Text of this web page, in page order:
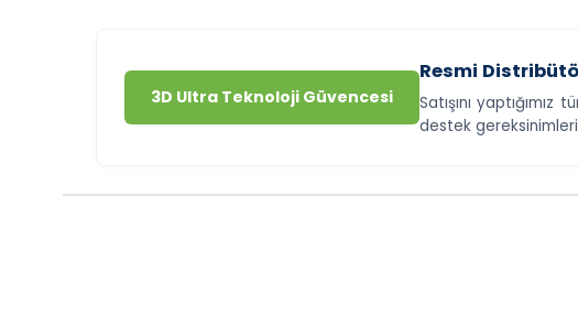
3D Ultra Teknoloji Güvencesi
Resmi
Satışını
destek